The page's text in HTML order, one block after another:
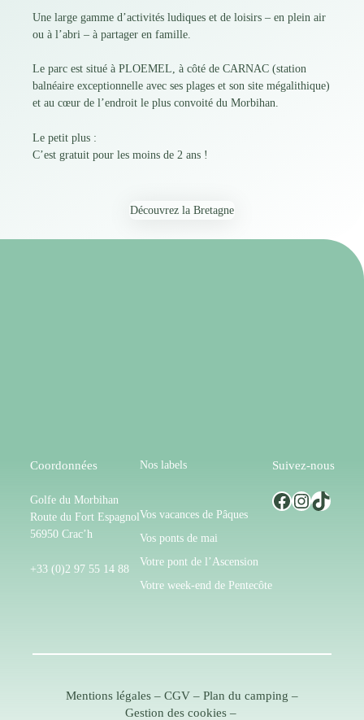
Une large gamme d’activités ludiques et de loisirs – en plein air
ou à l’abri – à partager en famille.
Le parc est situé à PLOEMEL, à côté de CARNAC (station
balnéaire exceptionnelle avec ses plages et son site mégalithique)
et au cœur de l’endroit le plus convoité du Morbihan.
Le petit plus :
C’est gratuit pour les moins de 2 ans !
Découvrez la Bretagne
Coordonnées
Golfe du Morbihan
Route du Fort Espagnol
56950 Crac’h
+33 (0)2 97 55 14 88
Nos labels
Vos vacances de Pâques
Vos ponts de mai
Votre pont de l’Ascension
Votre week-end de Pentecôte
Suivez-nous
Facebook InstagramTikTok
Mentions légales – CGV – Plan du camping –
Gestion des cookies–